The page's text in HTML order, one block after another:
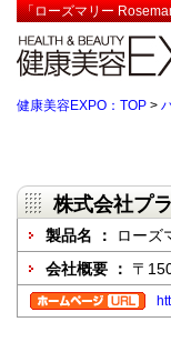
「ローズマリー
健康美容EXPO：TOP >
株式会社プ
製品名 ：
ローズ
会社概要 ： 〒